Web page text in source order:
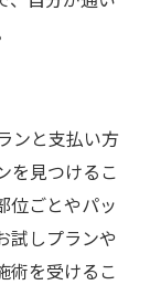
ンと支払い方
を見つけるこ
位ごとやパッ
試しプランや
術を受けるこ